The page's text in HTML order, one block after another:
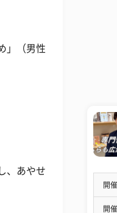
」（男性
、あやせ
開
開